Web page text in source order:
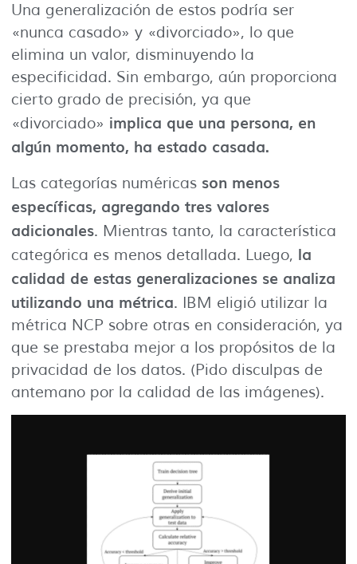
Una generalización de estos podría ser
«nunca casado» y «divorciado», lo que
elimina un valor, disminuyendo la
especificidad. Sin embargo, aún proporciona
cierto grado de precisión, ya que
«divorciado» implica que una persona, en
algún momento, ha estado casada.
Las categorías numéricas son menos
específicas, agregando tres valores
adicionales. Mientras tanto, la característica
categórica es menos detallada. Luego, la
calidad de estas generalizaciones se analiza
utilizando una métrica. IBM eligió utilizar la
métrica NCP sobre otras en consideración, ya
que se prestaba mejor a los propósitos de la
privacidad de los datos. (Pido disculpas de
antemano por la calidad de las imágenes).